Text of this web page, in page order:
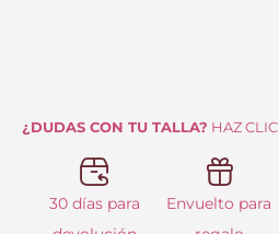
¿DUDAS CON TU TALLA? HAZ
30 días para
Envuelto para